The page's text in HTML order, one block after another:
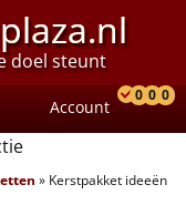
plaza.nl
doel steunt
Account
0 0 0
» Kerstpakket ideeën